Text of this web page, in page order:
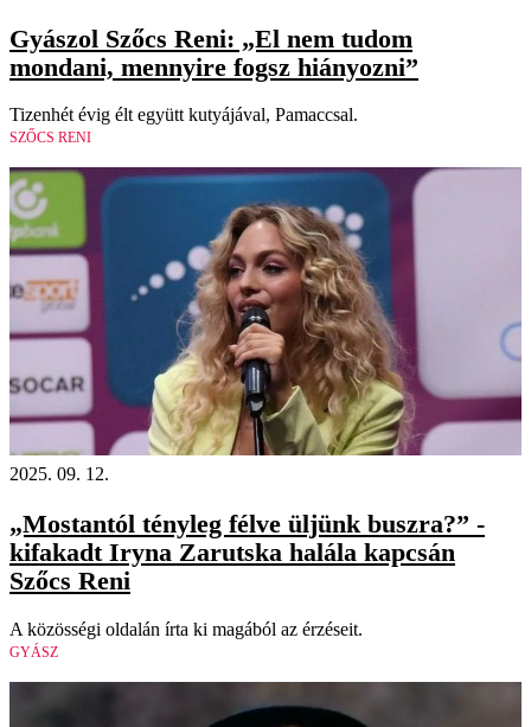
Gyászol Szőcs Reni: „El nem tudom
mondani, mennyire fogsz hiányozni”
Tizenhét évig élt együtt kutyájával, Pamaccsal.
SZŐCS RENI
2025. 09. 12.
„Mostantól tényleg félve üljünk buszra?” -
kifakadt Iryna Zarutska halála kapcsán
Szőcs Reni
A közösségi oldalán írta ki magából az érzéseit.
GYÁSZ